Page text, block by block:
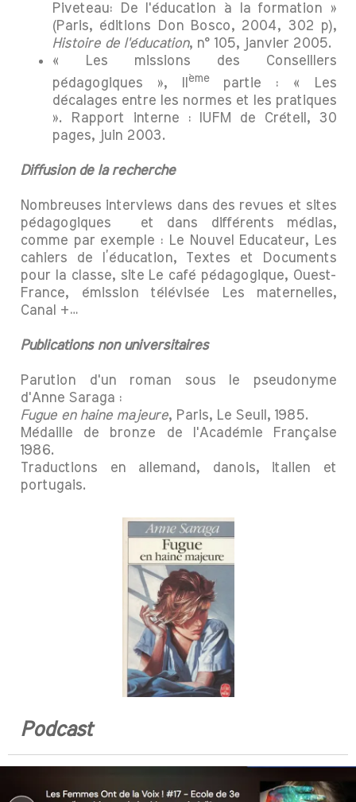
Piveteau: De l'éducation à la formation »
(Paris, éditions Don Bosco, 2004, 302 p),
Histoire de l'éducation, n° 105, janvier 2005.
« Les missions des Conseillers
pédagogiques », II
ème
partie : « Les
décalages entre les normes et les pratiques
». Rapport interne : IUFM de Créteil, 30
pages, juin 2003.
Diffusion de la recherche
Nombreuses interviews dans des revues et sites
pédagogiques et dans différents médias,
comme par exemple : Le Nouvel Educateur, Les
cahiers de l’éducation, Textes et Documents
pour la classe, site Le café pédagogique, Ouest-
France, émission télévisée Les maternelles,
Canal +…
Publications non universitaires
Parution d'un roman sous le pseudonyme
d'Anne Saraga :
Fugue en haine majeure, Paris, Le Seuil, 1985.
Médaille de bronze de l'Académie Française
1986.
Traductions en allemand, danois, italien et
portugais.
Podcast